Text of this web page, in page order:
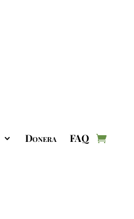
Donera FAQ